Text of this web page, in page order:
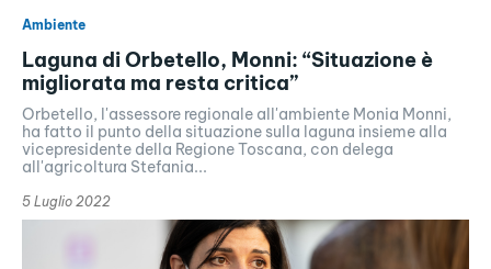
Ambiente
Laguna di Orbetello, Monni: “Situazione è
migliorata ma resta critica”
Orbetello, l'assessore regionale all'ambiente Monia Monni,
ha fatto il punto della situazione sulla laguna insieme alla
vicepresidente della Regione Toscana, con delega
all'agricoltura Stefania...
5 Luglio 2022